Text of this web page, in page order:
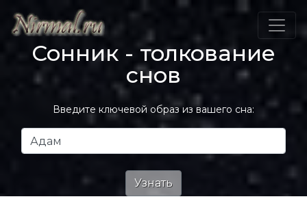
Сонник - толкование
снов
Введите ключевой образ из вашего сна: